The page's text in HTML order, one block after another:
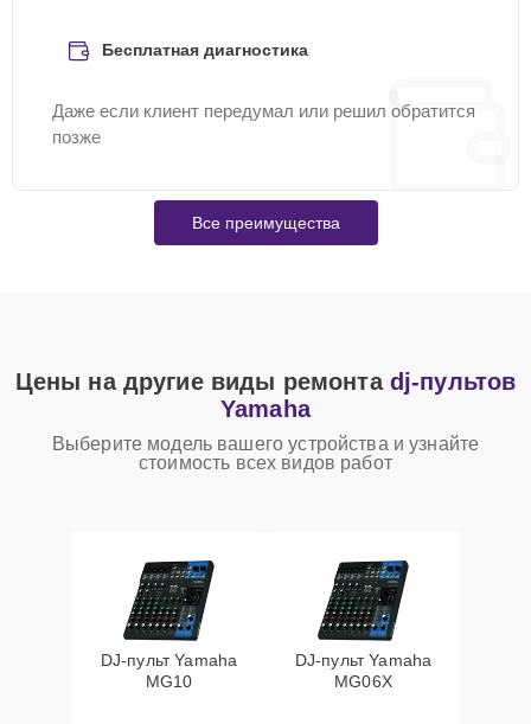
Бесплатная диагностика
Даже если клиент передумал или решил обратится
позже
Все преимущества
Цены на другие виды ремонта dj-пультов
Yamaha
Выберите модель вашего устройства и узнайте
стоимость всех видов работ
DJ-пульт Yamaha
MG10
DJ-пульт Yamaha
MG06X